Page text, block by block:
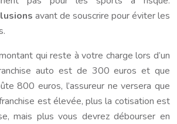
avant de souscrire pour éviter les
qui reste à votre charge lors d’un
auto est de 300 euros et que
800 euros, l’assureur ne versera que
est élevée, plus la cotisation est
mais plus vous devrez débourser en